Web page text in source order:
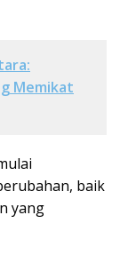
Memikat
baik
yang